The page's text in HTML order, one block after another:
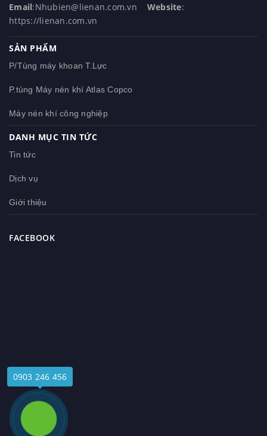
Email:Nhubien@lienan.com.vn Website:
https://lienan.com.vn
SẢN PHẨM
P/Tùng máy khoan T.Lực
P.tùng Máy nén khí Atlas Copco
Máy nén khí công nghiệp
DANH MỤC TIN TỨC
Tin tức
Dịch vụ
Giới thiệu
FACEBOOK
0903 246 456